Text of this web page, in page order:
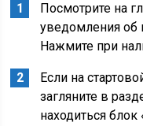
Посмотрите на
уведомления об
Нажмите при
Если на
загляните в
находиться